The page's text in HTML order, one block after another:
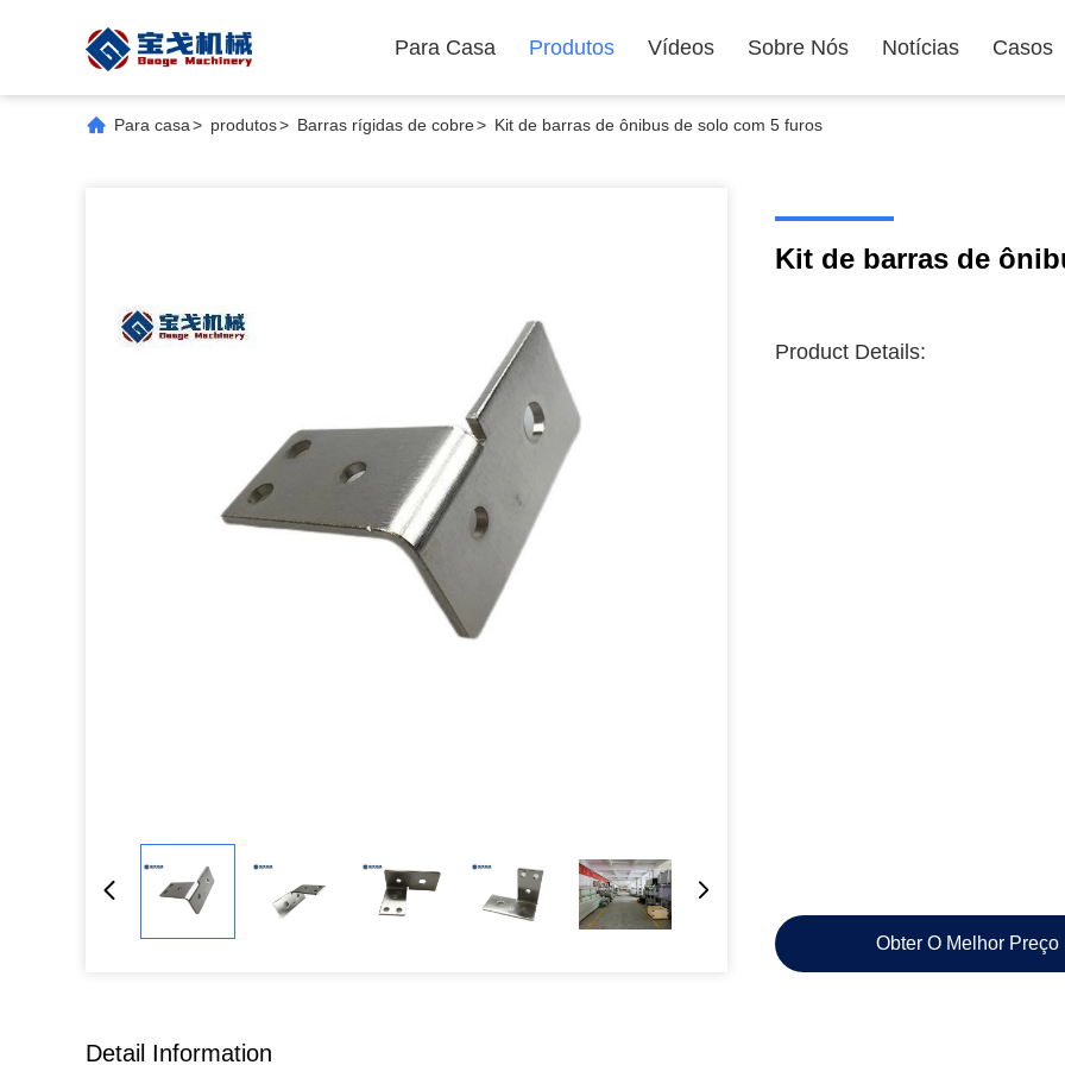
Para Casa Produtos Vídeos Sobre Nós Notícias Casos
Para casa> produtos> Barras rígidas de cobre> Kit de barras de ônibus de solo com 5 furos
Kit de barras de
Product Details:
Obter O Melhor Preço
Detail Information